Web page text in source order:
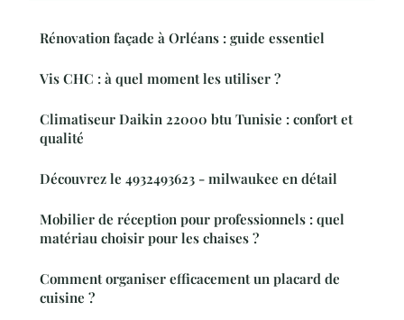
Rénovation façade à Orléans : guide essentiel
Vis CHC : à quel moment les utiliser ?
Climatiseur Daikin 22000 btu Tunisie : confort et
qualité
Découvrez le 4932493623 - milwaukee en détail
Mobilier de réception pour professionnels : quel
matériau choisir pour les chaises ?
Comment organiser efficacement un placard de
cuisine ?